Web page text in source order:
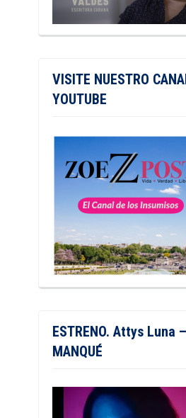
VISITE NUESTRO
YOUTUBE
ESTRENO. Attys Luna
MANQUÉ